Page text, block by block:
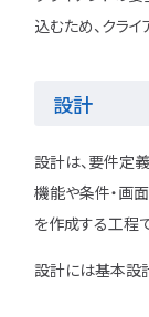
込むため、クラ
設計
設計は、要件定
機能や条件・画
を作成する工程で
設計には基本設